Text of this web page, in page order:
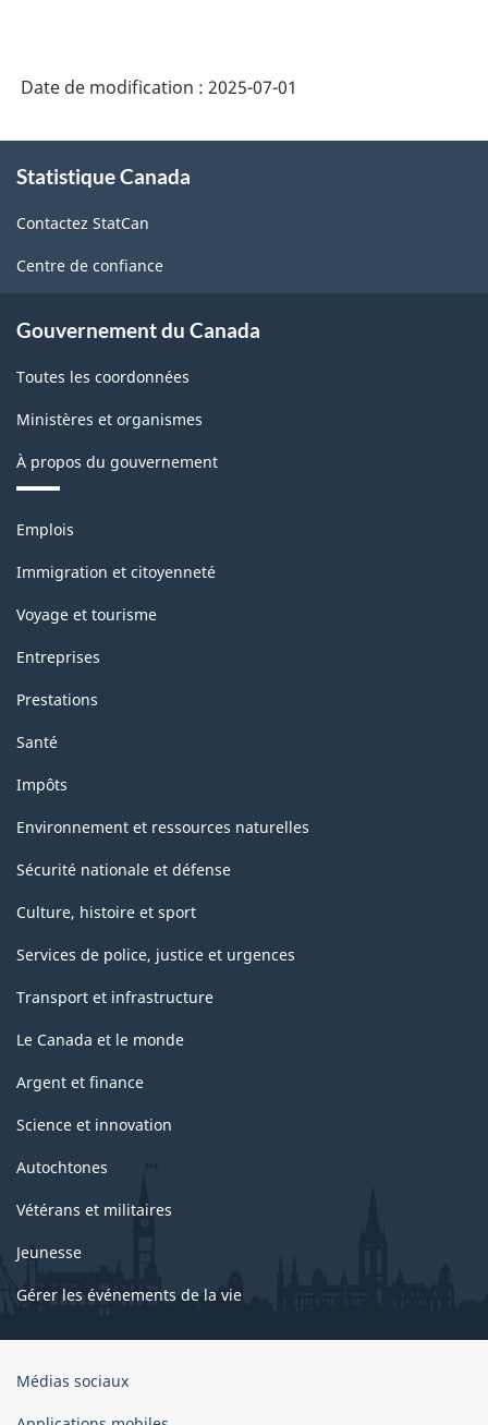
Date de modification : 2025-07-01
propos
ce
site
Statistique Canada
Contactez StatCan
Centre de confiance
Gouvernement du Canada
Toutes les coordonnées
Ministères et organismes
À propos du gouvernement
Thèmes
sujets
Emplois
Immigration et citoyenneté
Voyage et tourisme
Entreprises
Prestations
Santé
Impôts
Environnement et ressources naturelles
Sécurité nationale et défense
Culture, histoire et sport
Services de police, justice et urgences
Transport et infrastructure
Le Canada et le monde
Argent et finance
Science et innovation
Autochtones
Vétérans et militaires
Jeunesse
Gérer les événements de la vie
Organisation
Médias sociaux